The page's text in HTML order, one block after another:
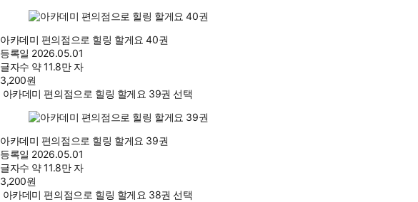
아카데미 편의점으로 힐링 할게요 40권
등록일 2026.05.01
글자수 약 11.8만 자
3,200원
아카데미 편의점으로 힐링 할게요 39권 선택
아카데미 편의점으로 힐링 할게요 39권
등록일 2026.05.01
글자수 약 11.8만 자
3,200원
아카데미 편의점으로 힐링 할게요 38권 선택